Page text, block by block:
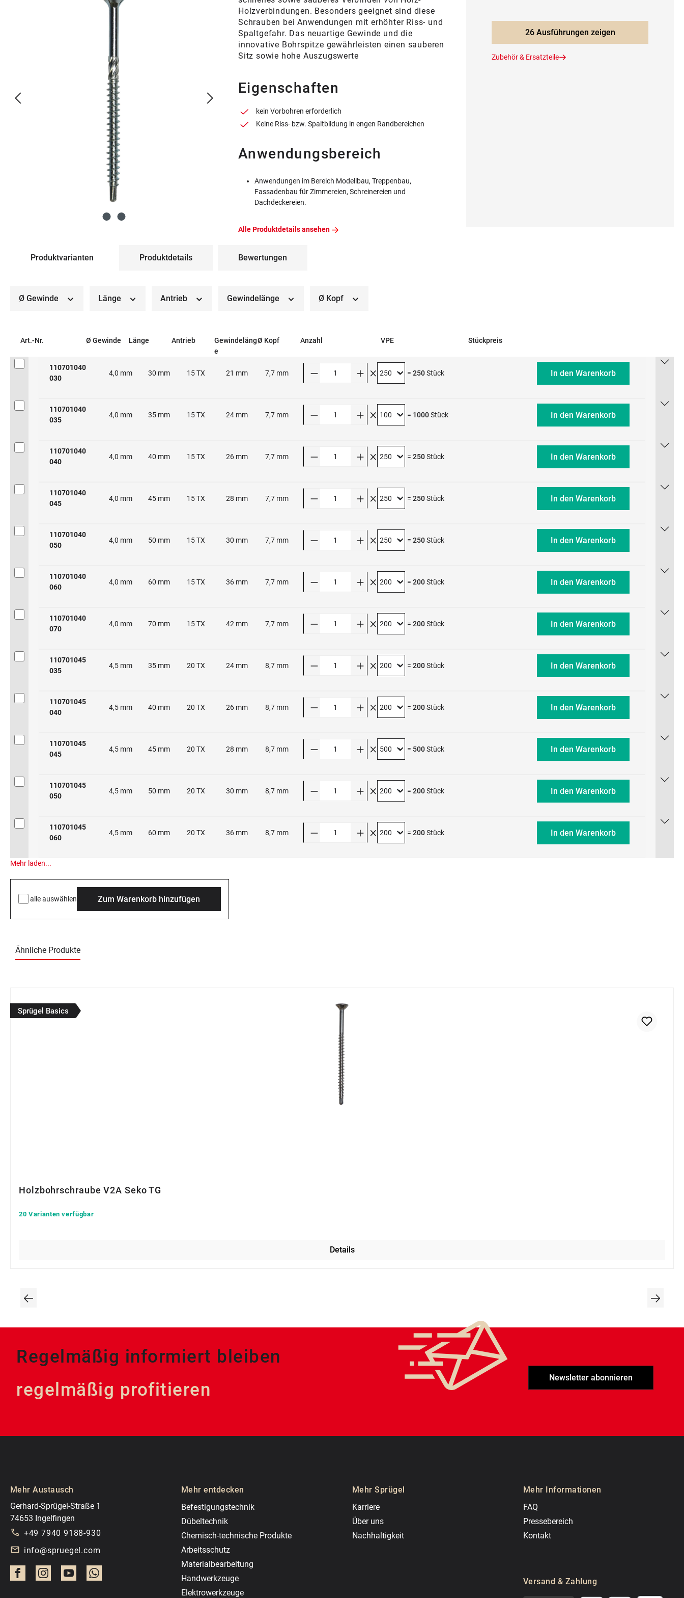
26 Ausführungen zeigen
Zubehör & Ersatzteile
Holzverbindungen. Besonders geeignet sind diese
Schrauben bei Anwendungen mit erhöhter Riss- und
Spaltgefahr. Das neuartige Gewinde und die
innovative Bohrspitze gewährleisten einen sauberen
Sitz sowie hohe Auszugswerte
Eigenschaften
kein Vorbohren erforderlich
Keine Riss- bzw. Spaltbildung in engen Randbereichen
Anwendungsbereich
Anwendungen im Bereich Modellbau, Treppenbau,
Fassadenbau für Zimmereien, Schreinereien und
Dachdeckereien.
Alle Produktdetails ansehen
Produktvarianten Produktdetails Bewertungen
Ø Gewinde Länge Antrieb Gewindelänge Ø Kopf
Art.-Nr. Ø Gewinde Länge Antrieb
Gewindeläng
e
Ø Kopf Anzahl VPE Stückpreis
110701040
030
4,0 mm 30 mm 15 TX 21 mm 7,7 mm = 250Stück In den Warenkorb
110701040
035
4,0 mm 35 mm 15 TX 24 mm 7,7 mm = 1000Stück In den Warenkorb
110701040
040
4,0 mm 40 mm 15 TX 26 mm 7,7 mm = 250Stück In den Warenkorb
110701040
045
4,0 mm 45 mm 15 TX 28 mm 7,7 mm = 250Stück In den Warenkorb
110701040
050
4,0 mm 50 mm 15 TX 30 mm 7,7 mm = 250Stück In den Warenkorb
110701040
060
4,0 mm 60 mm 15 TX 36 mm 7,7 mm = 200Stück In den Warenkorb
110701040
070
4,0 mm 70 mm 15 TX 42 mm 7,7 mm = 200Stück In den Warenkorb
110701045
035
4,5 mm 35 mm 20 TX 24 mm 8,7 mm = 200Stück In den Warenkorb
110701045
040
4,5 mm 40 mm 20 TX 26 mm 8,7 mm = 200Stück In den Warenkorb
110701045
045
4,5 mm 45 mm 20 TX 28 mm 8,7 mm = 500Stück In den Warenkorb
110701045
050
4,5 mm 50 mm 20 TX 30 mm 8,7 mm = 200Stück In den Warenkorb
110701045
060
4,5 mm 60 mm 20 TX 36 mm 8,7 mm = 200Stück In den Warenkorb
Mehr laden...
alle auswählen Zum Warenkorb hinzufügen
Ähnliche Produkte
Sprügel Basics
Holzbohrschraube V2A Seko TG
20 Varianten verfügbar
Details
Regelmäßig informiert bleiben
regelmäßig profitieren
Newsletter abonnieren
Mehr Austausch
Gerhard-Sprügel-Straße 1
74653 Ingelfingen
+49 7940 9188-930
info@spruegel.com
Mehr entdecken
Befestigungstechnik
Dübeltechnik
Chemisch-technische Produkte
Arbeitsschutz
Materialbearbeitung
Handwerkzeuge
Elektrowerkzeuge
Mehr Sprügel
Karriere
Über uns
Nachhaltigkeit
Mehr Informationen
FAQ
Pressebereich
Kontakt
Versand & Zahlung